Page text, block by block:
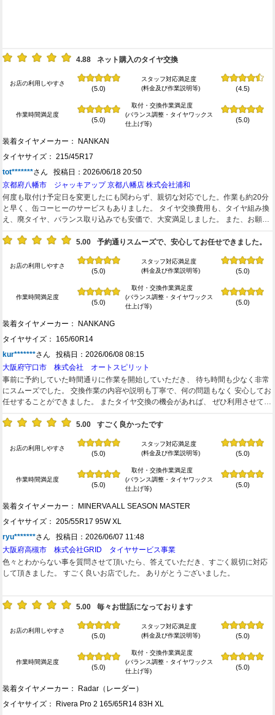
4.88 ネット購入のタイヤ交換
お店の利用しやすさ
(5.0)
スタッフ対応満足度
(料金及び作業説明等)
(4.5)
作業時間満足度
(5.0)
取付・交換作業満足度
(バランス調整・タイヤワックス
仕上げ等)
(5.0)
装着タイヤメーカー： NANKAN
タイヤサイズ： 215/45R17
tot*******さん 投稿日：2026/06/18 20:50
京都府八幡市 ジャッキアップ 京都八幡店 株式会社浦和
何度も取付け予定日を変更したにも関わらず、親切な対応でした。作業も約20分
と早く、缶コーヒーのサービスもありました。 タイヤ交換費用も、タイヤ組み換
え、廃タイヤ、バランス取り込みでも安価で、大変満足しました。 また、お願い
5.00
予約通りスムーズで、安心してお任せできました。
お店の利用しやすさ
(5.0)
スタッフ対応満足度
(料金及び作業説明等)
(5.0)
作業時間満足度
(5.0)
取付・交換作業満足度
(バランス調整・タイヤワックス
仕上げ等)
(5.0)
装着タイヤメーカー： NANKANG
タイヤサイズ： 165/60R14
kur*******さん 投稿日：2026/06/08 08:15
大阪府守口市 株式会社 オートスピリット
事前に予約していた時間通りに作業を開始していただき、 待ち時間も少なく非常
にスムーズでした。 ​交換作業の内容や説明も丁寧で、何の問題もなく 安心してお
任せすることができました。 ​またタイヤ交換の機会があれば、 ぜひ利用させてい
5.00
すごく良かったです
お店の利用しやすさ
(5.0)
スタッフ対応満足度
(料金及び作業説明等)
(5.0)
作業時間満足度
(5.0)
取付・交換作業満足度
(バランス調整・タイヤワックス
仕上げ等)
(5.0)
装着タイヤメーカー： MINERVA ALL SEASON MASTER
タイヤサイズ： 205/55R17 95W XL
ryu*******さん 投稿日：2026/06/07 11:48
大阪府高槻市 株式会社GRID タイヤサービス事業
色々とわからない事を質問させて頂いたら、答えていただき、すごく親切に対応
して頂きました。 すごく良いお店でした。 ありがとうございました。
5.00 毎々お世話になっております
お店の利用しやすさ
(5.0)
スタッフ対応満足度
(料金及び作業説明等)
(5.0)
作業時間満足度
(5.0)
取付・交換作業満足度
(バランス調整・タイヤワックス
仕上げ等)
(5.0)
装着タイヤメーカー： Radar（レーダー）
タイヤサイズ： Rivera Pro 2 165/65R14 83H XL